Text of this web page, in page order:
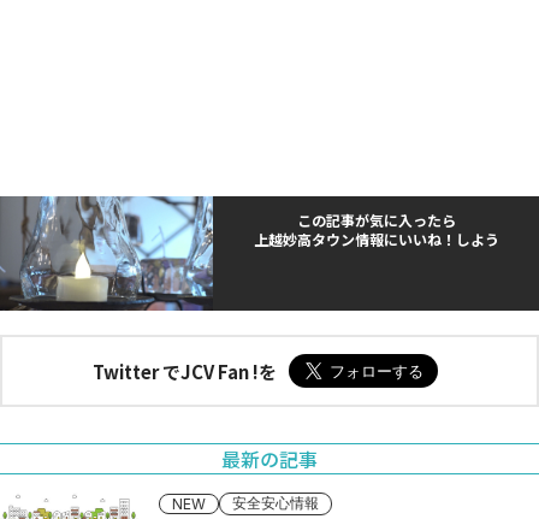
この記事が気に入ったら
上越妙高タウン情報にいいね！しよう
Twitter でJCV Fan !を
最新の記事
NEW 安全安心情報